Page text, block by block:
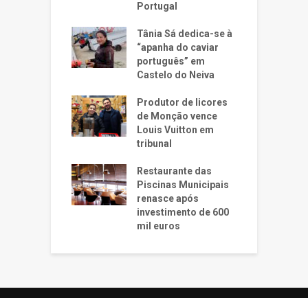
Portugal
Tânia Sá dedica-se à
“apanha do caviar
português” em
Castelo do Neiva
Produtor de licores
de Monção vence
Louis Vuitton em
tribunal
Restaurante das
Piscinas Municipais
renasce após
investimento de 600
mil euros